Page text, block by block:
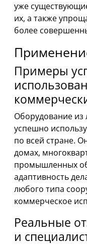
уже
их, а также
более
Примеры
Оборудование из
успешно
по всей стране.
домах,
промышленных
адаптивность
любого типа
коммерческое
Реальные
и